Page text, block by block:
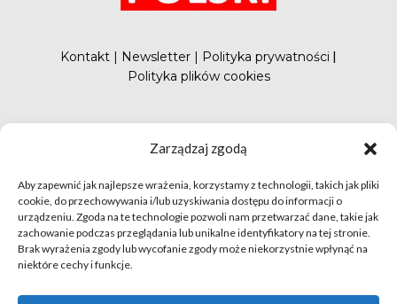
Zarządzaj zgodą
Aby zapewnić jak najlepsze wrażenia, korzystamy z technologii, takich jak pliki
cookie, do przechowywania i/lub uzyskiwania dostępu do informacji o
urządzeniu. Zgoda na te technologie pozwoli nam przetwarzać dane, takie jak
zachowanie podczas przeglądania lub unikalne identyfikatory na tej stronie.
Brak wyrażenia zgody lub wycofanie zgody może niekorzystnie wpłynąć na
niektóre cechy i funkcje.
Kontakt Newsletter Polityka prywatności
Polityka plików cookies
zastrzeżone | realizacjaHillnet